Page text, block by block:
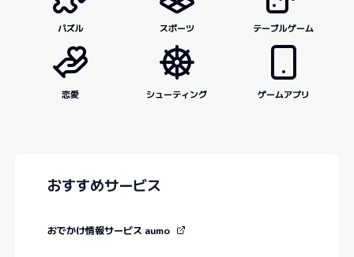
パズル スポーツ テーブルゲーム
恋愛 シューティング ゲームアプリ
おすすめサービス
おでかけ情報サービス aumo